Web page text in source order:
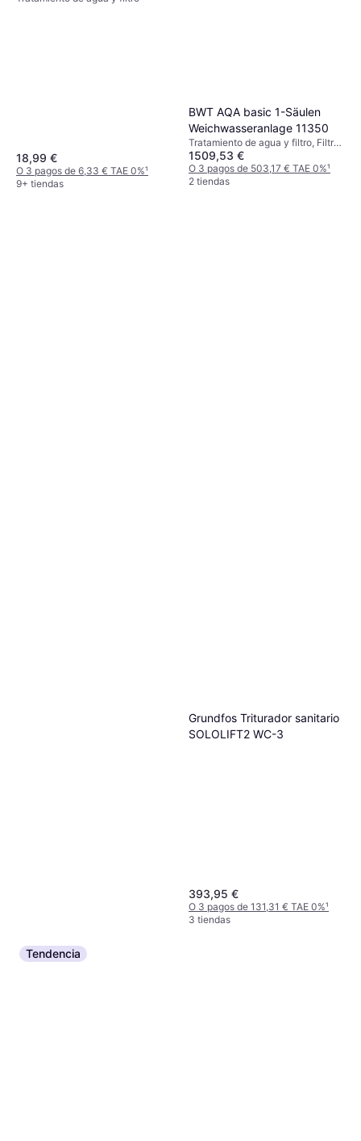
18,99 €
O 3 pagos de 6,33 € TAE 0%¹
9+ tiendas
BWT AQA basic 1-Säulen
Weichwasseranlage 11350
Tratamiento de agua y filtro, Filtro
de agua
1509,53 €
O 3 pagos de 503,17 € TAE 0%¹
2 tiendas
Grundfos Triturador sanitario
SOLOLIFT2 WC-3
393,95 €
O 3 pagos de 131,31 € TAE 0%¹
3 tiendas
Tendencia